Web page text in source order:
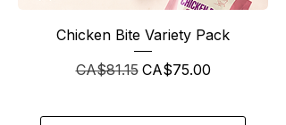
Chicken Bite Variety Pack
일반가
CA$81.15 할인가
CA$75.00